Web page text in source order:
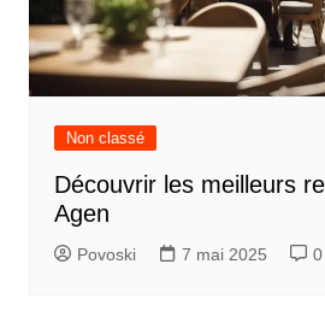
Non classé
Découvrir les meilleurs
Agen
Povoski 7 mai 2025 0